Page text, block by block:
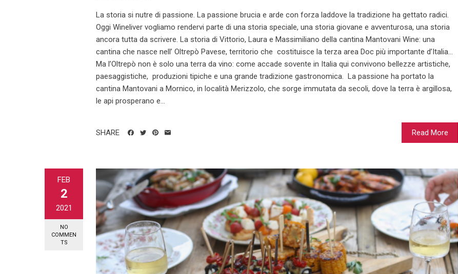
La storia si nutre di passione. La passione brucia e arde con forza laddove la tradizione ha gettato radici.
Oggi Wineliver vogliamo rendervi parte di una storia speciale, una storia giovane e avventurosa, una storia
ancora tutta da scrivere. La storia di Vittorio, Laura e Massimiliano della cantina Mantovani Wine: una
cantina che nasce nell’ Oltrepò Pavese, territorio che costituisce la terza area Doc più importante d’Italia...
Ma l’Oltrepò non è solo una terra da vino: come accade sovente in Italia qui convivono bellezze artistiche,
paesaggistiche, produzioni tipiche e una grande tradizione gastronomica. La passione ha portato la
cantina Mantovani a Mornico, in località Merizzolo, che sorge immutata da secoli, dove la terra è argillosa,
le api prosperano e...
Read More
SHARE
FEB
2
2021
NO
COMMEN
TS